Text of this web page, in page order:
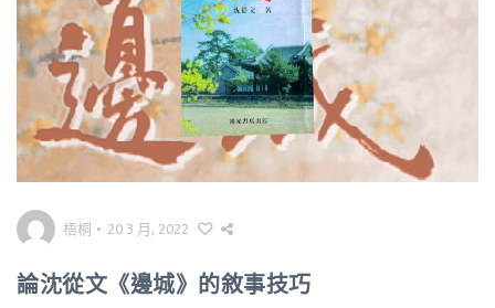
梧桐 • 20 3 月, 2022
論沈從文《邊城》的敘事技巧